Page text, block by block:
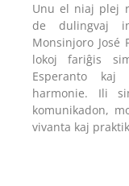
Unu el niaj plej
de dulingvaj
Monsinjoro José
lokoj fariĝis
Esperanto kaj
harmonie. Ili
komunikadon,
vivanta kaj